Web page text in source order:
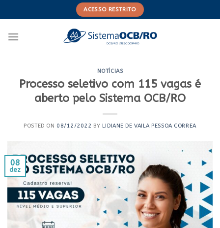
to
ACESSO RESTRITO
NOTÍCIAS
Processo seletivo com 115 vagas é
aberto pelo Sistema OCB/RO
POSTED ON 08/12/2022 BY LIDIANE DE VAILA PESSOA CORREA
08
dez